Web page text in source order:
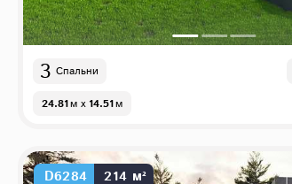
3 Спальни
24.81м x 14.51м
D6284
214 м²